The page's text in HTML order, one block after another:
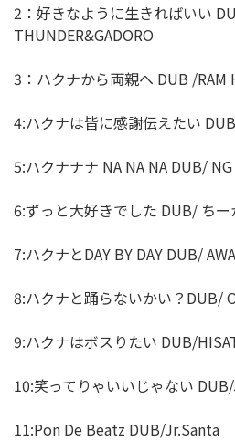
2：好きなように生きればいい
THUNDER&GADORO
3：ハクナから両親へ DUB /RAM
4:ハクナは皆に感謝伝えたい
5:ハクナナナ NA NA NA DUB/ NG
6:ずっと大好きでした DUB/ ちー
7:ハクナとDAY BY DAY DUB/
8:ハクナと踊らないかい？DUB/
9:ハクナはボスりたい DUB/
10:笑ってりゃいいじゃない
11:Pon De Beatz DUB/Jr.Santa